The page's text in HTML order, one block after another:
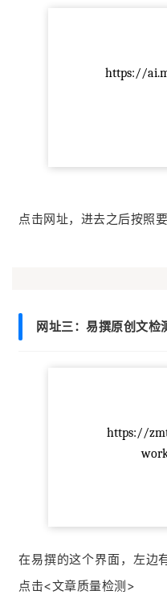
https://
点击网址，进去之后按照
网址三： 易撰原创文检
https://
在易撰的这个界面，左边
点击<文章质量检测>